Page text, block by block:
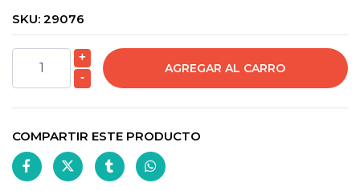
SKU: 29076
+
-
COMPARTIR ESTE PRODUCTO